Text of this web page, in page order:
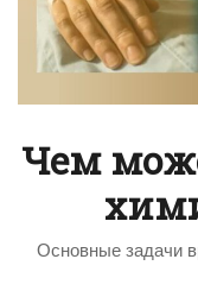
Чем
Основные задачи